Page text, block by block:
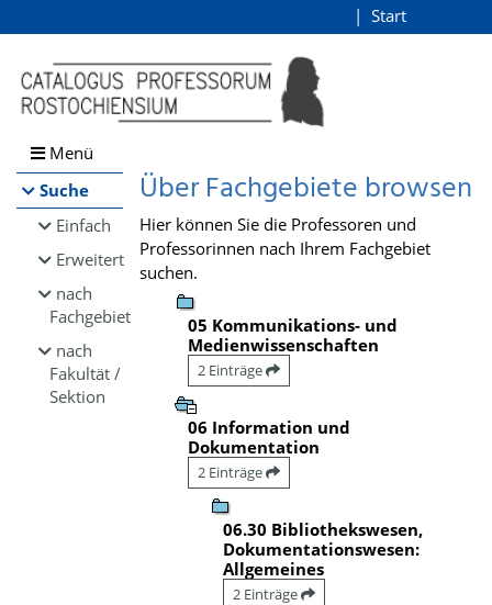
Browsen
direkt zum Inhalt
Start
Menü
Suche
Einfach
Erweitert
nach
Fachgebiet
nach
Fakultät /
Sektion
Über Fachgebiete browsen
Hier können Sie die Professoren und
Professorinnen nach Ihrem Fachgebiet
suchen.
05 Kommunikations- und
Medienwissenschaften
2 Einträge
06 Information und
Dokumentation
2 Einträge
06.30 Bibliothekswesen,
Dokumentationswesen:
Allgemeines
2 Einträge